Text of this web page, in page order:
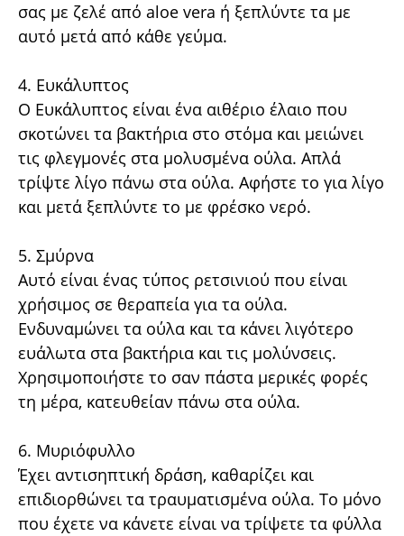
σας με ζελέ από aloe vera ή ξεπλύντε τα με
αυτό μετά από κάθε γεύμα.
4. Ευκάλυπτος
Ο Ευκάλυπτος είναι ένα αιθέριο έλαιο που
σκοτώνει τα βακτήρια στο στόμα και μειώνει
τις φλεγμονές στα μολυσμένα ούλα. Απλά
τρίψτε λίγο πάνω στα ούλα. Αφήστε το για λίγο
και μετά ξεπλύντε το με φρέσκο νερό.
5. Σμύρνα
Αυτό είναι ένας τύπος ρετσινιού που είναι
χρήσιμος σε θεραπεία για τα ούλα.
Ενδυναμώνει τα ούλα και τα κάνει λιγότερο
ευάλωτα στα βακτήρια και τις μολύνσεις.
Χρησιμοποιήστε το σαν πάστα μερικές φορές
τη μέρα, κατευθείαν πάνω στα ούλα.
6. Μυριόφυλλο
Έχει αντισηπτική δράση, καθαρίζει και
επιδιορθώνει τα τραυματισμένα ούλα. Το μόνο
που έχετε να κάνετε είναι να τρίψετε τα φύλλα